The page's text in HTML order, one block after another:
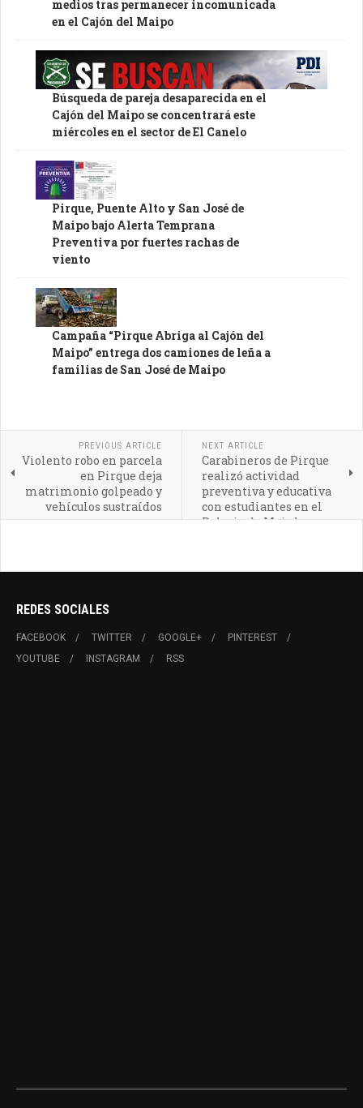
medios tras permanecer incomunicada
en el Cajón del Maipo
Búsqueda de pareja desaparecida en el
Cajón del Maipo se concentrará este
miércoles en el sector de El Canelo
Pirque, Puente Alto y San José de
Maipo bajo Alerta Temprana
Preventiva por fuertes rachas de
viento
Campaña “Pirque Abriga al Cajón del
Maipo” entrega dos camiones de leña a
familias de San José de Maipo
PREVIOUS ARTICLE
Violento robo en parcela
en Pirque deja
matrimonio golpeado y
vehículos sustraídos
NEXT ARTICLE
Carabineros de Pirque
realizó actividad
preventiva y educativa
con estudiantes en el
Palacio de Majadas
REDES SOCIALES
FACEBOOK TWITTER GOOGLE+
PINTEREST
YOUTUBE
INSTAGRAM RSS